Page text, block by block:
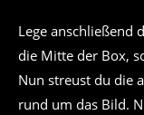
Lege anschließend
die Mitte der Box,
Nun streust du die
rund um das Bild.